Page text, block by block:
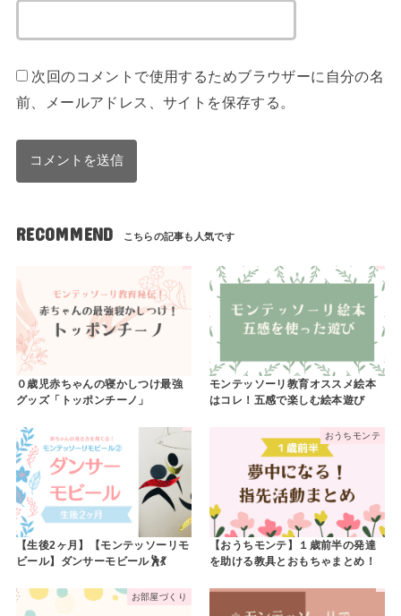
次回のコメントで使用するためブラウザーに自分の名
前、メールアドレス、サイトを保存する。
RECOMMEND
０歳児赤ちゃんの寝かしつけ最強
グッズ「トッポンチーノ」
モンテッソーリ教育オススメ絵本
はコレ！五感で楽しむ絵本遊び
【生後2ヶ月】【モンテッソーリモ
ビール】ダンサーモビール🕺💃
おうちモンテ
【おうちモンテ】１歳前半の発達
を助ける教具とおもちゃまとめ！
お部屋づくり